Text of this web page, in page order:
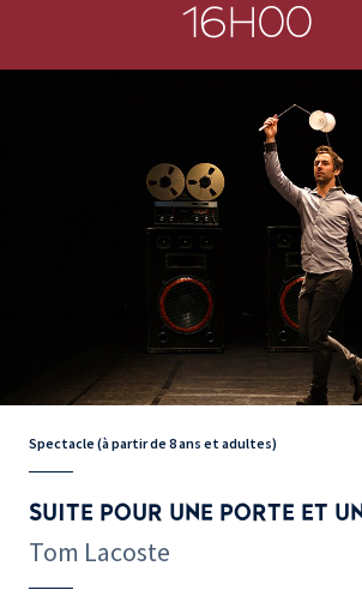
16H00
Spectacle (à partir de 8 ans et adultes)
SUITE POUR UNE PORTE ET
Tom Lacoste